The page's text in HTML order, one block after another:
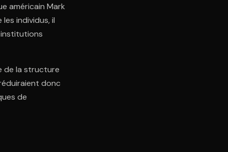
américain Mark
individus, il
de la structure
donc
de